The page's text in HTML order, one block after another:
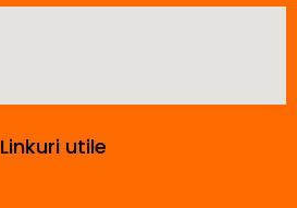
Linkuri utile